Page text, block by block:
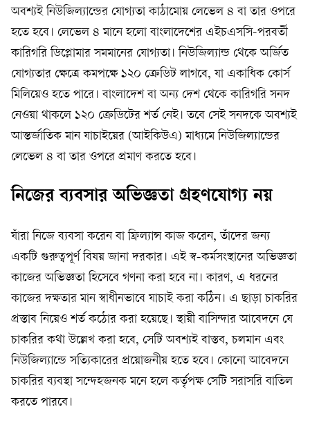
অবশ্যই নিউজিল্যান্ডের যোগ্যতা কাঠামোয় লেভেল ৪ বা তার ওপরে
হতে হবে। লেভেল ৪ মানে হলো বাংলাদেশের এইচএসসি-পরবর্তী
কারিগরি ডিপ্লোমার সমমানের যোগ্যতা। নিউজিল্যান্ড থেকে অর্জিত
যোগ্যতার ক্ষেত্রে কমপক্ষে ১২০ ক্রেডিট লাগবে, যা একাধিক কোর্স
মিলিয়েও হতে পারে। বাংলাদেশ বা অন্য দেশ থেকে কারিগরি সনদ
নেওয়া থাকলে ১২০ ক্রেডিটের শর্ত নেই। তবে সেই সনদকে অবশ্যই
আন্তর্জাতিক মান যাচাইয়ের (আইকিউএ) মাধ্যমে নিউজিল্যান্ডের
লেভেল ৪ বা তার ওপরে প্রমাণ করতে হবে।
নিজের ব্যবসার অভিজ্ঞতা গ্রহণযোগ্য নয়
যাঁরা নিজে ব্যবসা করেন বা ফ্রিল্যান্স কাজ করেন, তাঁদের জন্য
একটি গুরুত্বপূর্ণ বিষয় জানা দরকার। এই স্ব-কর্মসংস্থানের অভিজ্ঞতা
কাজের অভিজ্ঞতা হিসেবে গণনা করা হবে না। কারণ, এ ধরনের
কাজের দক্ষতার মান স্বাধীনভাবে যাচাই করা কঠিন। এ ছাড়া চাকরির
প্রস্তাব নিয়েও শর্ত কঠোর করা হয়েছে। স্থায়ী বাসিন্দার আবেদনে যে
চাকরির কথা উল্লেখ করা হবে, সেটি অবশ্যই বাস্তব, চলমান এবং
নিউজিল্যান্ডে সত্যিকারের প্রয়োজনীয় হতে হবে। কোনো আবেদনে
চাকরির ব্যবস্থা সন্দেহজনক মনে হলে কর্তৃপক্ষ সেটি সরাসরি বাতিল
করতে পারবে।